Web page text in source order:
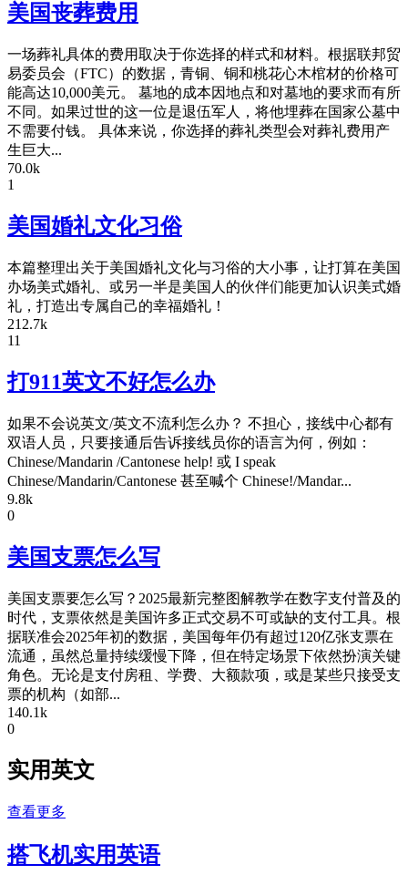
美国丧葬费用
一场葬礼具体的费用取决于你选择的样式和材料。根据联邦贸
易委员会（FTC）的数据，青铜、铜和桃花心木棺材的价格可
能高达10,000美元。 墓地的成本因地点和对墓地的要求而有所
不同。如果过世的这一位是退伍军人，将他埋葬在国家公墓中
不需要付钱。 具体来说，你选择的葬礼类型会对葬礼费用产
生巨大...
70.0k
1
美国婚礼文化习俗
本篇整理出关于美国婚礼文化与习俗的大小事，让打算在美国
办场美式婚礼、或另一半是美国人的伙伴们能更加认识美式婚
礼，打造出专属自己的幸福婚礼！
212.7k
11
打911英文不好怎么办
如果不会说英文/英文不流利怎么办？ 不担心，接线中心都有
双语人员，只要接通后告诉接线员你的语言为何，例如：
Chinese/Mandarin /Cantonese help! 或 I speak
Chinese/Mandarin/Cantonese 甚至喊个 Chinese!/Mandar...
9.8k
0
美国支票怎么写
美国支票要怎么写？2025最新完整图解教学在数字支付普及的
时代，支票依然是美国许多正式交易不可或缺的支付工具。根
据联准会2025年初的数据，美国每年仍有超过120亿张支票在
流通，虽然总量持续缓慢下降，但在特定场景下依然扮演关键
角色。无论是支付房租、学费、大额款项，或是某些只接受支
票的机构（如部...
140.1k
0
实用英文
查看更多
搭飞机实用英语